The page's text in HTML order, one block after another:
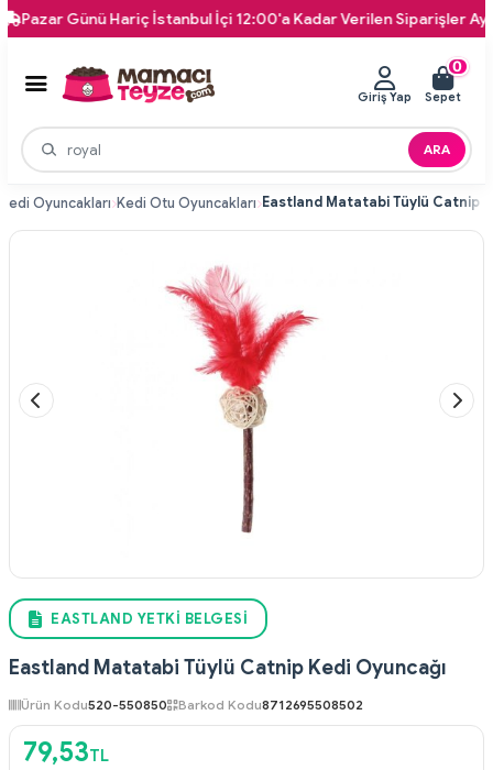
Günü Hariç İstanbul İçi 12:00'a Kadar Verilen Siparişler Aynı Gün
ARA
Giriş Yap
0
Sepet
Kedi Oyuncakları Kedi Otu Oyuncakları
EASTLAND YETKI BELGESI
Eastland Matatabi Tüylü Catnip Kedi Oyuncağı
Ürün Kodu520-550850 Barkod Kodu8712695508502
79,53TL